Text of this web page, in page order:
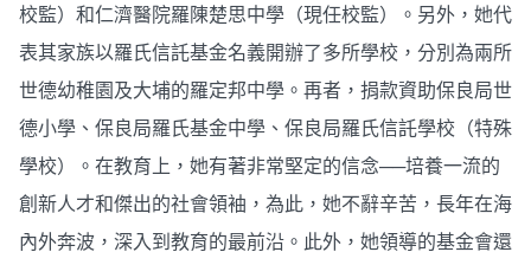
校監）和仁濟醫院羅陳楚思中學（現任校監）。另外，她代
表其家族以羅氏信託基金名義開辦了多所學校，分別為兩所
世德幼稚園及大埔的羅定邦中學。再者，捐款資助保良局世
德小學、保良局羅氏基金中學、保良局羅氏信託學校（特殊
學校）。在教育上，她有著非常堅定的信念──培養一流的
創新人才和傑出的社會領袖，為此，她不辭辛苦，長年在海
內外奔波，深入到教育的最前沿。此外，她領導的基金會還